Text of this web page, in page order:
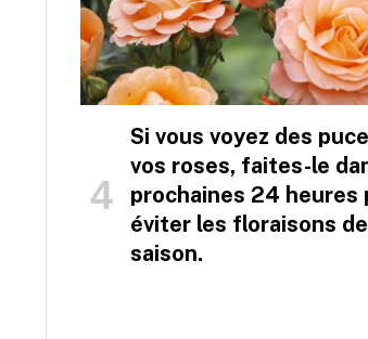
Si vous voyez des
vos roses, faites-le
prochaines 24 heures
éviter les floraisons
saison.